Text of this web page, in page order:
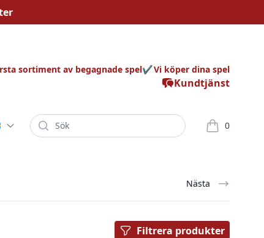
Kundtjänst
sortiment av begagnade spel Vi köper dina spel
Sök 0
varor i
Nästa
Filtrera produkter